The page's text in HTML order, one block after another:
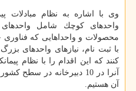
وی با اشاره به نظام مبادلات
واحدهای كوچك شامل
محصولات و واحداهایی كه
با ثبت نام، نیازهای واحدهای
كنند كه این اقدام را با نظام
آنرا در 10 دبیرخانه در
آن هستیم.